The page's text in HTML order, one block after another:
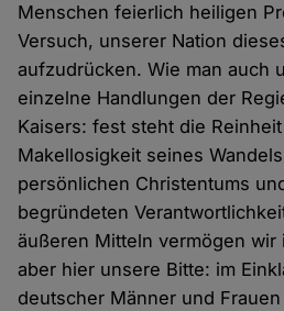
Menschen feierlich heiligen
Versuch, unserer Nation
aufzudrücken. Wie man auch
einzelne Handlungen der
Kaisers: fest steht die
Makellosigkeit seines
persönlichen Christentums
begründeten
äußeren Mitteln vermögen
aber hier unsere Bitte: im
deutscher Männer und